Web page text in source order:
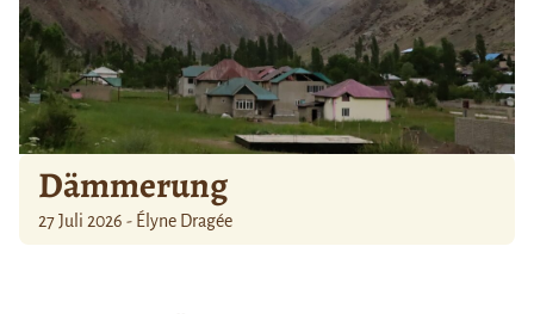
Dämmerung
27 Juli 2026 - Élyne Dragée